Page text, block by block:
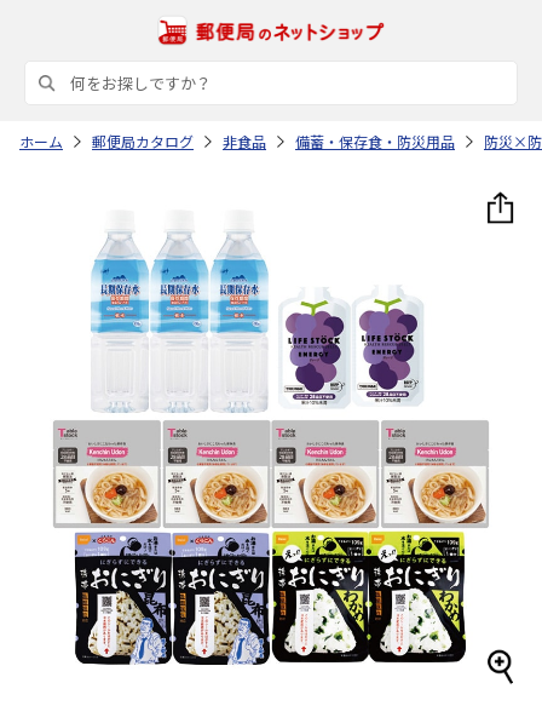
ホーム 郵便局カタログ 非食品 備蓄・保存食・防災用品 防災×防